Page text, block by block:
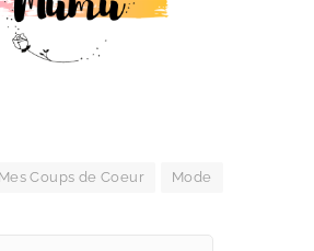
Mes Coups de Coeur Mode